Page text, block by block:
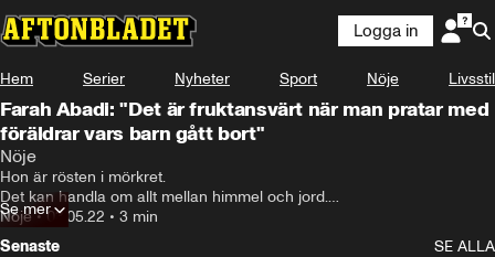
Logga in
Hem Serier Nyheter Sport Nöje Livsstil
Farah Abadi: "Det är fruktansvärt när man pratar med
föräldrar vars barn gått bort"
Nöje
Hon är rösten i mörkret.
Det kan handla om allt mellan himmel och jord.
Men oavsett ämne är kontakten mellan Farah Abadi, 34, och lyssnaren
densamma: varm och hjärtlig.
Nöje•03.05.22 • 3 min
Se mer
Senaste
SE ALLA